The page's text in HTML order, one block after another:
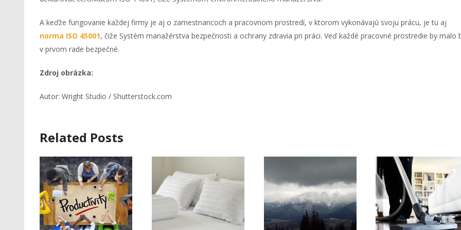
A keďže fungovanie každej firmy je aj o zamestnancoch a pracovnom prostredí, v ktorom vykonávajú svoju prácu, je tu aj
norma ISO 45001, čiže Systém manažérstva bezpečnosti a ochrany zdravia pri práci. Veď každé pracovné prostredie by malo
v prvom rade bezpečné.
Zdroj obrázka:
Autor: Wright Studio / Shutterstock.com
Related Posts